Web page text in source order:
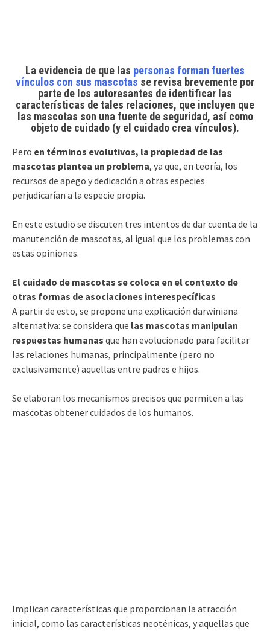
La evidencia de que las personas forman fuertes
vínculos con sus mascotas se revisa brevemente por
parte de los autoresantes de identificar las
características de tales relaciones, que incluyen que
las mascotas son una fuente de seguridad, así como
objeto de cuidado (y el cuidado crea vínculos).
Pero en términos evolutivos, la propiedad de las
mascotas plantea un problema, ya que, en teoría, los
recursos de apego y dedicación a otras especies
perjudicarían a la especie propia.
En este estudio se discuten tres intentos de dar cuenta de la
manutención de mascotas, al igual que los problemas con
estas opiniones.
El cuidado de mascotas se coloca en el contexto de
otras formas de asociaciones interespecíficas
A partir de esto, se propone una explicación darwiniana
alternativa: se considera que las mascotas manipulan
respuestas humanas que han evolucionado para facilitar
las relaciones humanas, principalmente (pero no
exclusivamente) aquellas entre padres e hijos.
Se elaboran los mecanismos precisos que permiten a las
mascotas obtener cuidados de los humanos.
Implican características que proporcionan la atracción
inicial, como las características neoténicas, y aquellas que